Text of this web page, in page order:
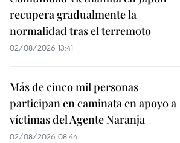
recupera gradualmente la
normalidad tras el terremoto
02/08/2026 13:41
Más de cinco mil personas
participan en caminata en apoyo a
víctimas del Agente Naranja
02/08/2026 08:44